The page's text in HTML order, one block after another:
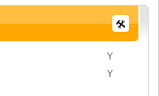
Y
Y